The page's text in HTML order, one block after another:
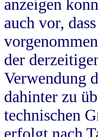
anzeigen
auch vor,
der
Verwendung
dahinter zu
technischen